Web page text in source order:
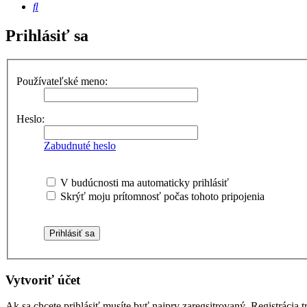
Hľadať
Prihlásiť sa
Používateľské meno:
Heslo:
Zabudnuté heslo
V budúcnosti ma automaticky prihlásiť
Skrýť moju prítomnosť počas tohoto pripojenia
Vytvoriť účet